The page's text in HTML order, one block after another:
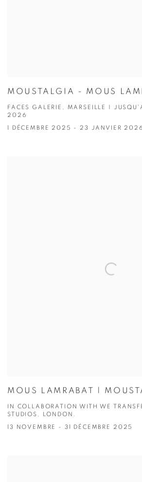
MOUSTALGIA - MOUS
FACES GALERIE, MARSEILLE |
2026
1 DÉCEMBRE 2025 - 23 JANVIER 2026
MOUS LAMRABAT |
IN COLLABORATION WITH WE
STUDIOS, LONDON.
13 NOVEMBRE - 31 DÉCEMBRE 2025